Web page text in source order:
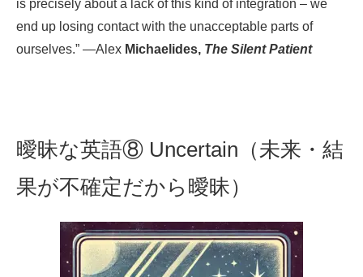
is precisely about a lack of this kind of integration – we
end up losing contact with the unacceptable parts of
ourselves.” —Alex Michaelides, The Silent Patient
曖昧な英語⑧ Uncertain（未来・結
果が不確定だから曖昧）